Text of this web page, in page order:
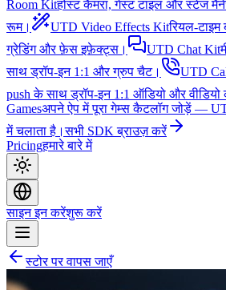
Room Kitहोस्ट कैमरा, गेस्ट टाइल और स्टेज
रूम।
UTD Video Effects Kitरियल-
ग्रेडिंग और फ़ेस इफ़ेक्ट्स।
UTD Chat Kit
साथ ड्रॉप-इन 1:1 और ग्रुप चैट।
UTD
push के साथ ड्रॉप-इन 1:1 ऑडियो और वीडियो
Gamesअपने ऐप में पूरा गेम्स कैटलॉग जोड़ें —
में चलाता है।सभी SDK ब्राउज़ करें
Pricingहमारे बारे में
साइन इन करेंशुरू करें
स्टोर पर वापस जाएँ